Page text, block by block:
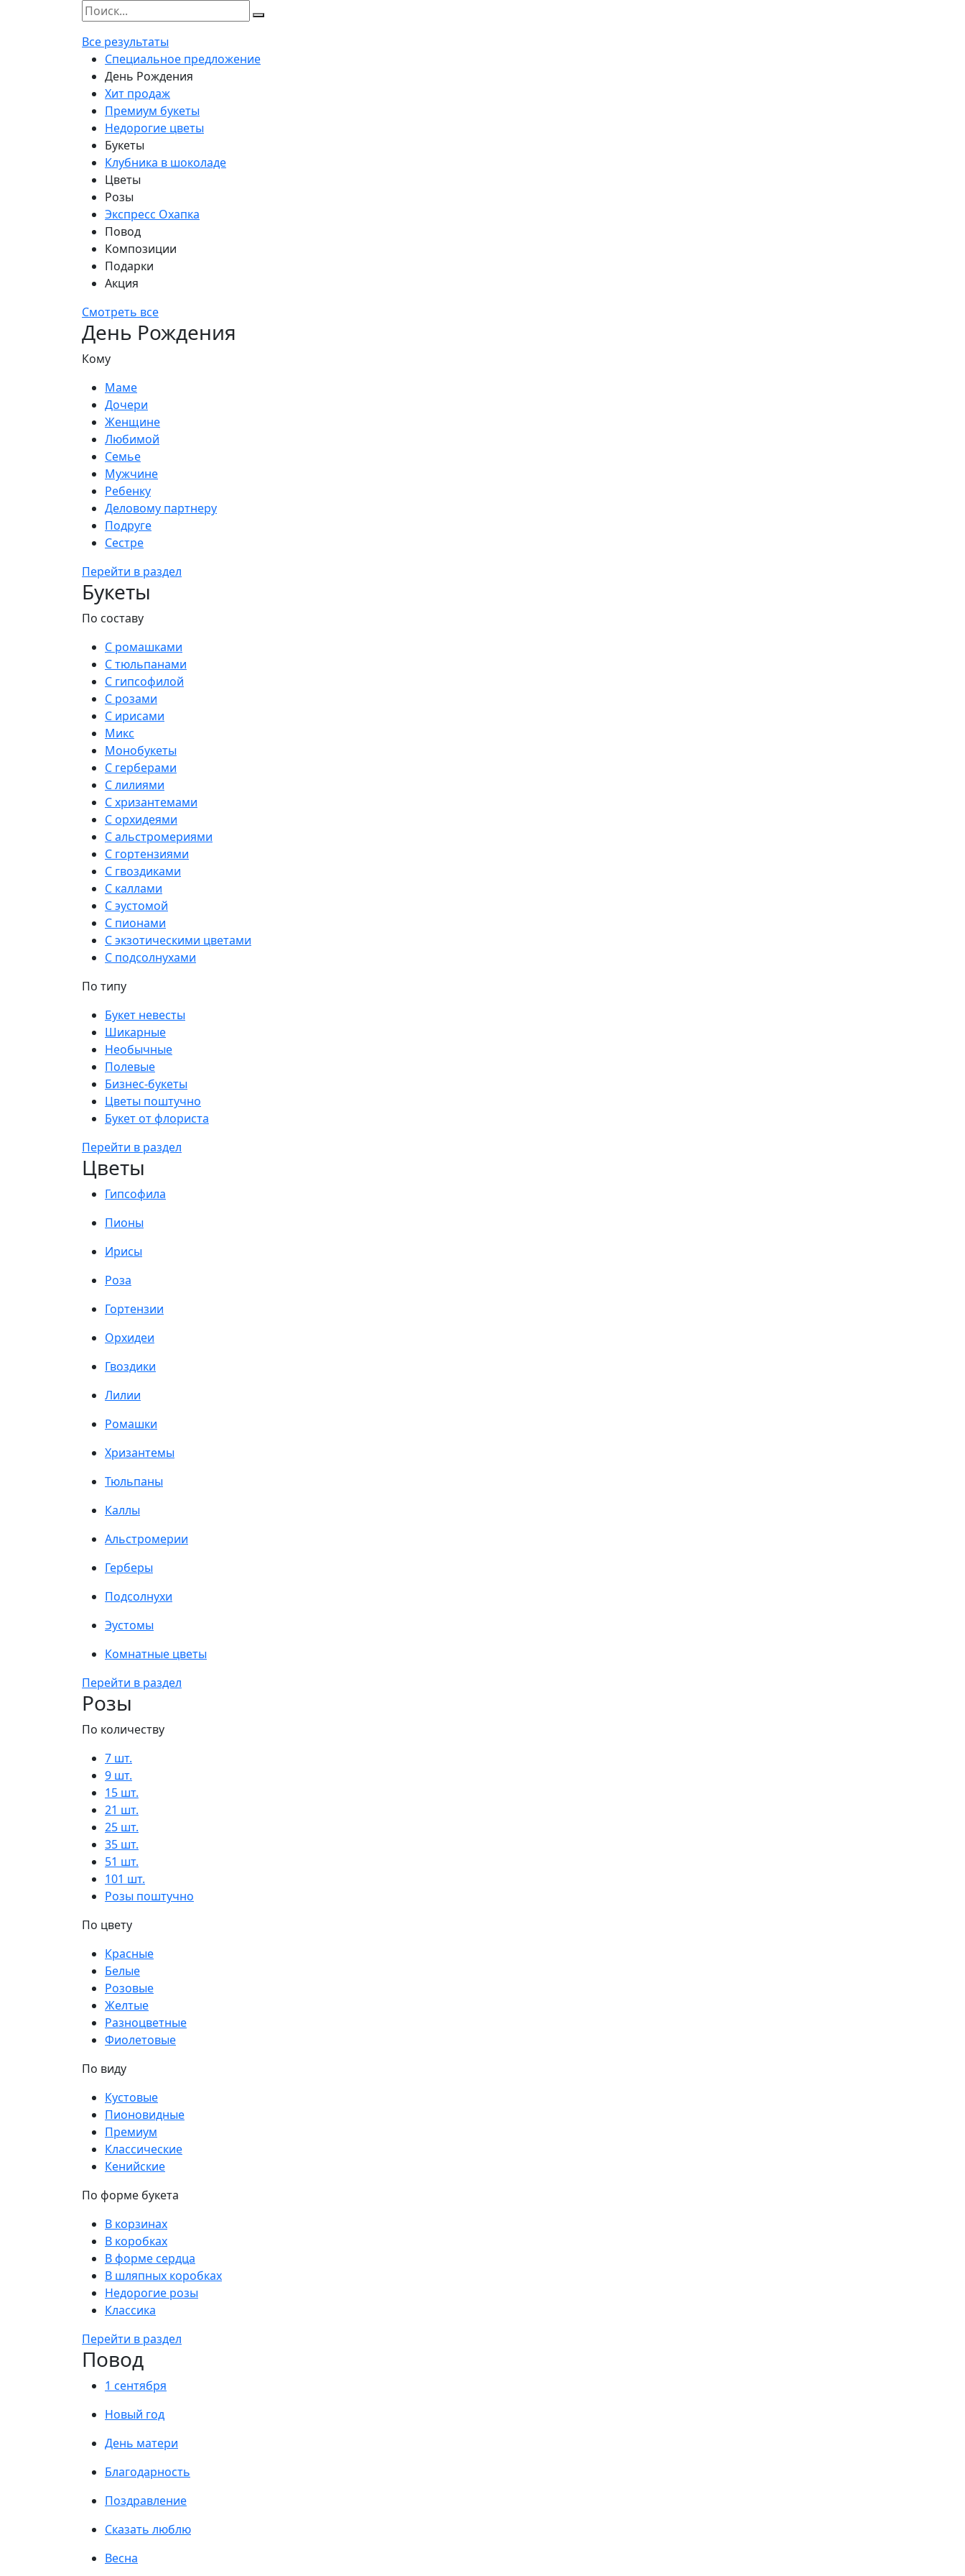
Все результаты
Специальное предложение
День Рождения
Хит продаж
Премиум букеты
Недорогие цветы
Букеты
Клубника в шоколаде
Цветы
Розы
Экспресс Охапка
Повод
Композиции
Подарки
Акция
Смотреть все
День Рождения
Кому
Маме
Дочери
Женщине
Любимой
Семье
Мужчине
Ребенку
Деловому партнеру
Подруге
Сестре
Перейти в раздел
Букеты
По составу
С ромашками
С тюльпанами
С гипсофилой
С розами
С ирисами
Микс
Монобукеты
С герберами
С лилиями
С хризантемами
С орхидеями
С альстромериями
С гортензиями
С гвоздиками
С каллами
С эустомой
С пионами
С экзотическими цветами
С подсолнухами
По типу
Букет невесты
Шикарные
Необычные
Полевые
Бизнес-букеты
Цветы поштучно
Букет от флориста
Перейти в раздел
Цветы
Гипсофила
Пионы
Ирисы
Роза
Гортензии
Орхидеи
Гвоздики
Лилии
Ромашки
Хризантемы
Тюльпаны
Каллы
Альстромерии
Герберы
Подсолнухи
Эустомы
Комнатные цветы
Перейти в раздел
Розы
По количеству
7 шт.
9 шт.
15 шт.
21 шт.
25 шт.
35 шт.
51 шт.
101 шт.
Розы поштучно
По цвету
Красные
Белые
Розовые
Желтые
Разноцветные
Фиолетовые
По виду
Кустовые
Пионовидные
Премиум
Классические
Кенийские
По форме букета
В корзинах
В коробках
В форме сердца
В шляпных коробках
Недорогие розы
Классика
Перейти в раздел
Повод
1 сентября
Новый год
День матери
Благодарность
Поздравление
Сказать люблю
Весна